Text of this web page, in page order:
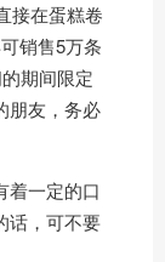
接在蛋糕卷
销售5万条
期间限定
朋友，务必
着一定的口
话，可不要